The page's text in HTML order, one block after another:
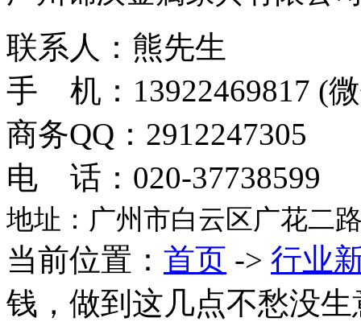
联系人：熊先生
手 机：13922469817 (
商务QQ：2912247305
电 话：020-37738599
地址：广州市白云区广花二
当前位置： 首页 -> 行业
钱，做到这几点不愁没生